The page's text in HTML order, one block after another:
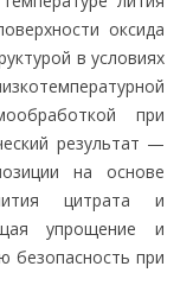
оксида
в условиях
при
результат —
на основе
цитрата и
упрощение и
безопасность при